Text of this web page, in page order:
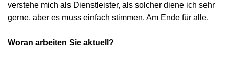
verstehe mich als Dienstleister, als solcher diene ich sehr
gerne, aber es muss einfach stimmen. Am Ende für alle.
Woran arbeiten Sie aktuell?